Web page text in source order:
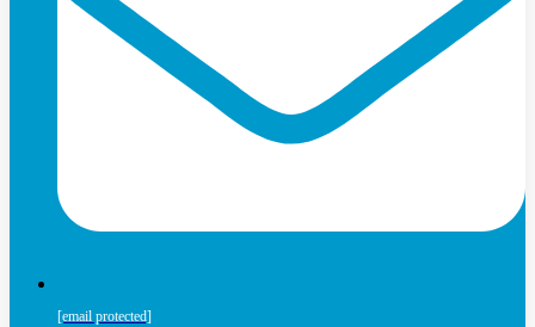
[email protected]